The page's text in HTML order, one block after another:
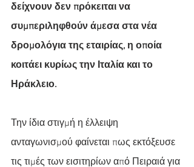
δείχνουν δεν πρόκειται να
συμπεριληφθούν άμεσα στα νέα
δρομολόγια της εταιρίας, η οποία
κοιτάει κυρίως την Ιταλία και το
Ηράκλειο.
Την ίδια στιγμή η έλλειψη
ανταγωνισμού φαίνεται πως εκτόξευσε
τις τιμές των εισιτηρίων από Πειραιά για